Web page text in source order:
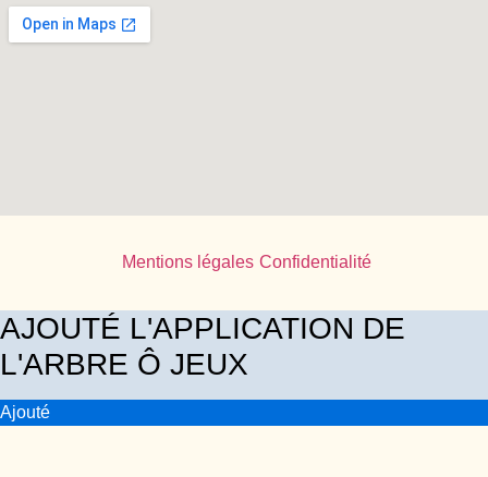
Mentions légales Confidentialité
AJOUTÉ L'APPLICATION DE
L'ARBRE Ô JEUX
Ajouté